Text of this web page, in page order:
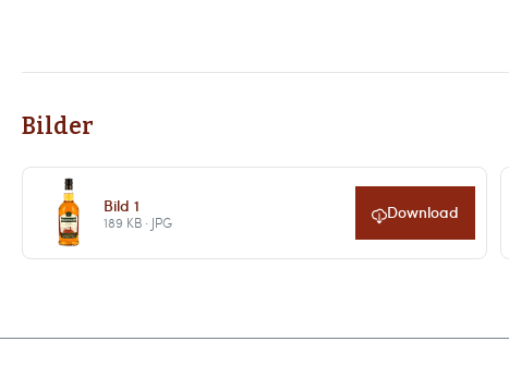
Bilder
Bild 1
189 KB · JPG Download